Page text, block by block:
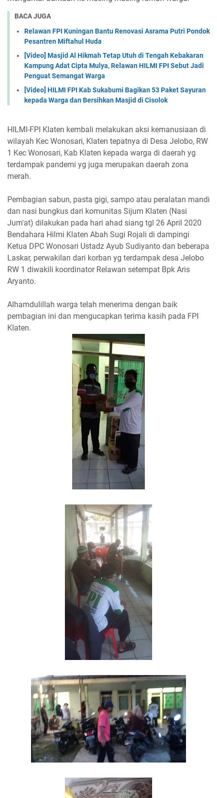
BACA JUGA
Relawan FPI Kuningan Bantu Renovasi Asrama Putri Pondok
Pesantren Miftahul Huda
[Video] Masjid Al Hikmah Tetap Utuh di Tengah Kebakaran
Kampung Adat Cipta Mulya, Relawan HILMI FPI Sebut Jadi
Penguat Semangat Warga
[Video] HILMI FPI Kab Sukabumi Bagikan 53 Paket Sayuran
kepada Warga dan Bersihkan Masjid di Cisolok
HILMI-FPI Klaten kembali melakukan aksi kemanusiaan di
wilayah Kec Wonosari, Klaten tepatnya di Desa Jelobo, RW
1 Kec Wonosari, Kab Klaten kepada warga di daerah yg
terdampak pandemi yg juga merupakan daerah zona
merah.
Pembagian sabun, pasta gigi, sampo atau peralatan mandi
dan nasi bungkus dari komunitas Sijum Klaten (Nasi
Jum'at) dilakukan pada hari ahad siang tgl 26 April 2020
Bendahara Hilmi Klaten Abah Sugi Rojali di dampingi
Ketua DPC Wonosari Ustadz Ayub Sudiyanto dan beberapa
Laskar, perwakilan dari korban yg terdampak desa Jelobo
RW 1 diwakili koordinator Relawan setempat Bpk Aris
Aryanto.
Alhamdulillah warga telah menerima dengan baik
pembagian ini dan mengucapkan terima kasih pada FPI
Klaten.